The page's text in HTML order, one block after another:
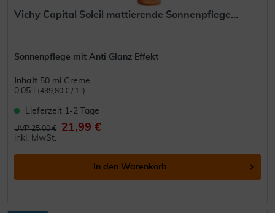
Vichy Capital Soleil mattierende Sonnenpflege...
Sonnenpflege mit Anti Glanz Effekt
Inhalt 50 ml Creme
0.05 l
(439,80 € / 1 l)
Lieferzeit 1-2 Tage
UVP 25,00 € 21,99 €
inkl. MwSt.
In den Warenkorb